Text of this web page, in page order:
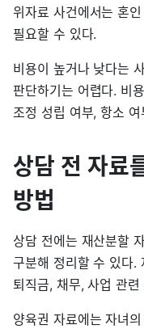
위자료 사건에서는 혼
필요할 수 있다.
비용이 높거나 낮다는
판단하기는 어렵다. 비
조정 성립 여부, 항소
상담 전 자료
방법
상담 전에는 재산분할
구분해 정리할 수 있다.
퇴직금, 채무, 사업 관
양육권 자료에는 자녀